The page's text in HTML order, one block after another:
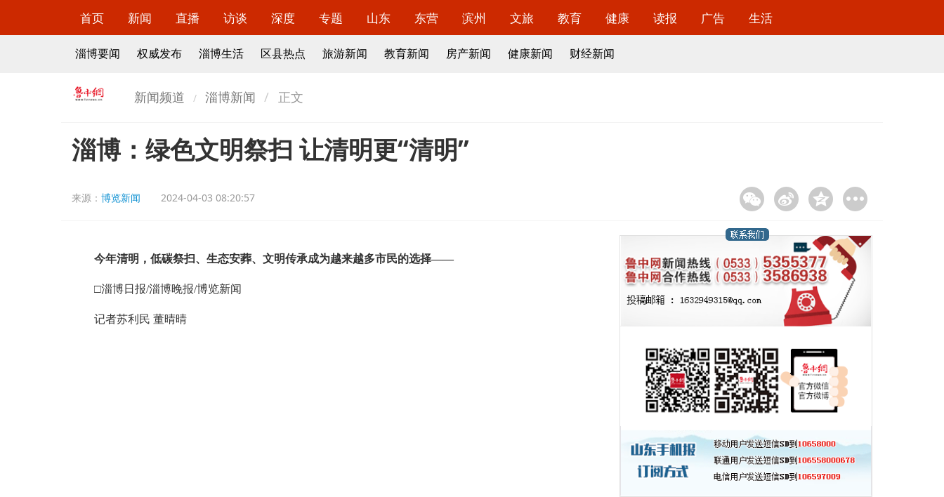
首页 新闻 直播 访谈 深度 专题 山东 东营 滨州 文旅 教育 健康 读报 广告 生活
淄博要闻 权威发布 淄博生活 区县热点 旅游新闻 教育新闻 房产新闻 健康新闻 财经新闻
新闻频道 淄博新闻 正文
淄博：绿色文明祭扫 让清明更“清明”
来源： 博览新闻 2024-04-03 08:20:57
今年清明，低碳祭扫、生态安葬、文明传承成为越来越多市民的选择——
□淄博日报/淄博晚报/博览新闻
记者苏利民 董晴晴